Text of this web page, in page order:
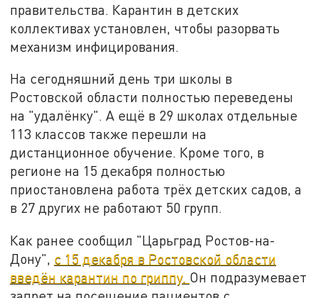
правительства. Карантин в детских
коллективах установлен, чтобы разорвать
механизм инфицирования.
На сегодняшний день три школы в
Ростовской области полностью переведены
на "удалёнку". А ещё в 29 школах отдельные
113 классов также перешли на
дистанционное обучение. Кроме того, в
регионе на 15 декабря полностью
приостановлена работа трёх детских садов, а
в 27 других не работают 50 групп.
Как ранее сообщил "Царьград Ростов-на-
Дону", с 15 декабря в Ростовской области
введён карантин по гриппу. Он подразумевает